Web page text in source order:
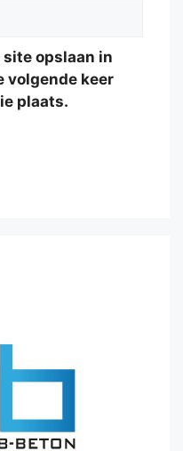
opslaan in
volgende keer
plaats.